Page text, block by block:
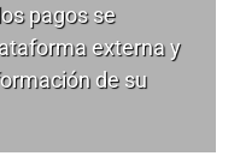
pagos se
externa y
de su